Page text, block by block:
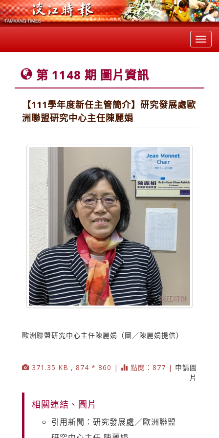
第 1148 期 圖片資訊
【111學年度新任主管簡介】研究發展處歐
洲聯盟研究中心主任陳麗娟
歐洲聯盟研究中心主任陳麗娟（圖／陳麗娟提供）
371.35 KB , 874 * 860 | 點閱：877 | 申請圖
片
相關連結、圖片
引用新聞：研究發展處／歐洲聯盟